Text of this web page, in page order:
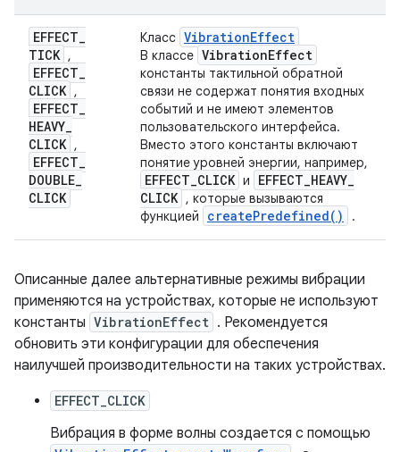
EFFECT
TICK ,
EFFECT
CLICK ,
EFFECT
HEAVY
CLICK ,
EFFECT
DOUBLE
CLICK
Класс VibrationEffect
В классе VibrationEffect
константы тактильной обратной
связи не содержат понятия входных
событий и не имеют элементов
пользовательского интерфейса.
Вместо этого константы включают
понятие уровней энергии, например,
EFFECT CLICK и EFFECT HEAVY
CLICK , которые вызываются
функцией
createPredefined( ) .
Описанные далее альтернативные режимы вибрации
применяются на устройствах, которые не используют
константы VibrationEffect . Рекомендуется
обновить эти конфигурации для обеспечения
наилучшей производительности на таких устройствах.
EFFECT_CLICK
Вибрация в форме волны создается с помощью